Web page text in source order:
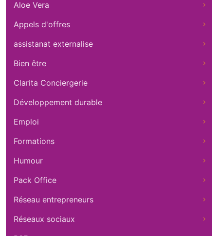
Aloe Vera
Appels d'offres
assistanat externalise
Bien être
Clarita Conciergerie
Développement durable
Emploi
Formations
Humour
Pack Office
Réseau entrepreneurs
Réseaux sociaux